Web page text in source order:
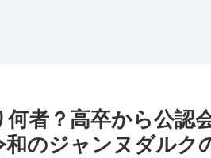
者？高卒から公認
和のジャンヌダルク